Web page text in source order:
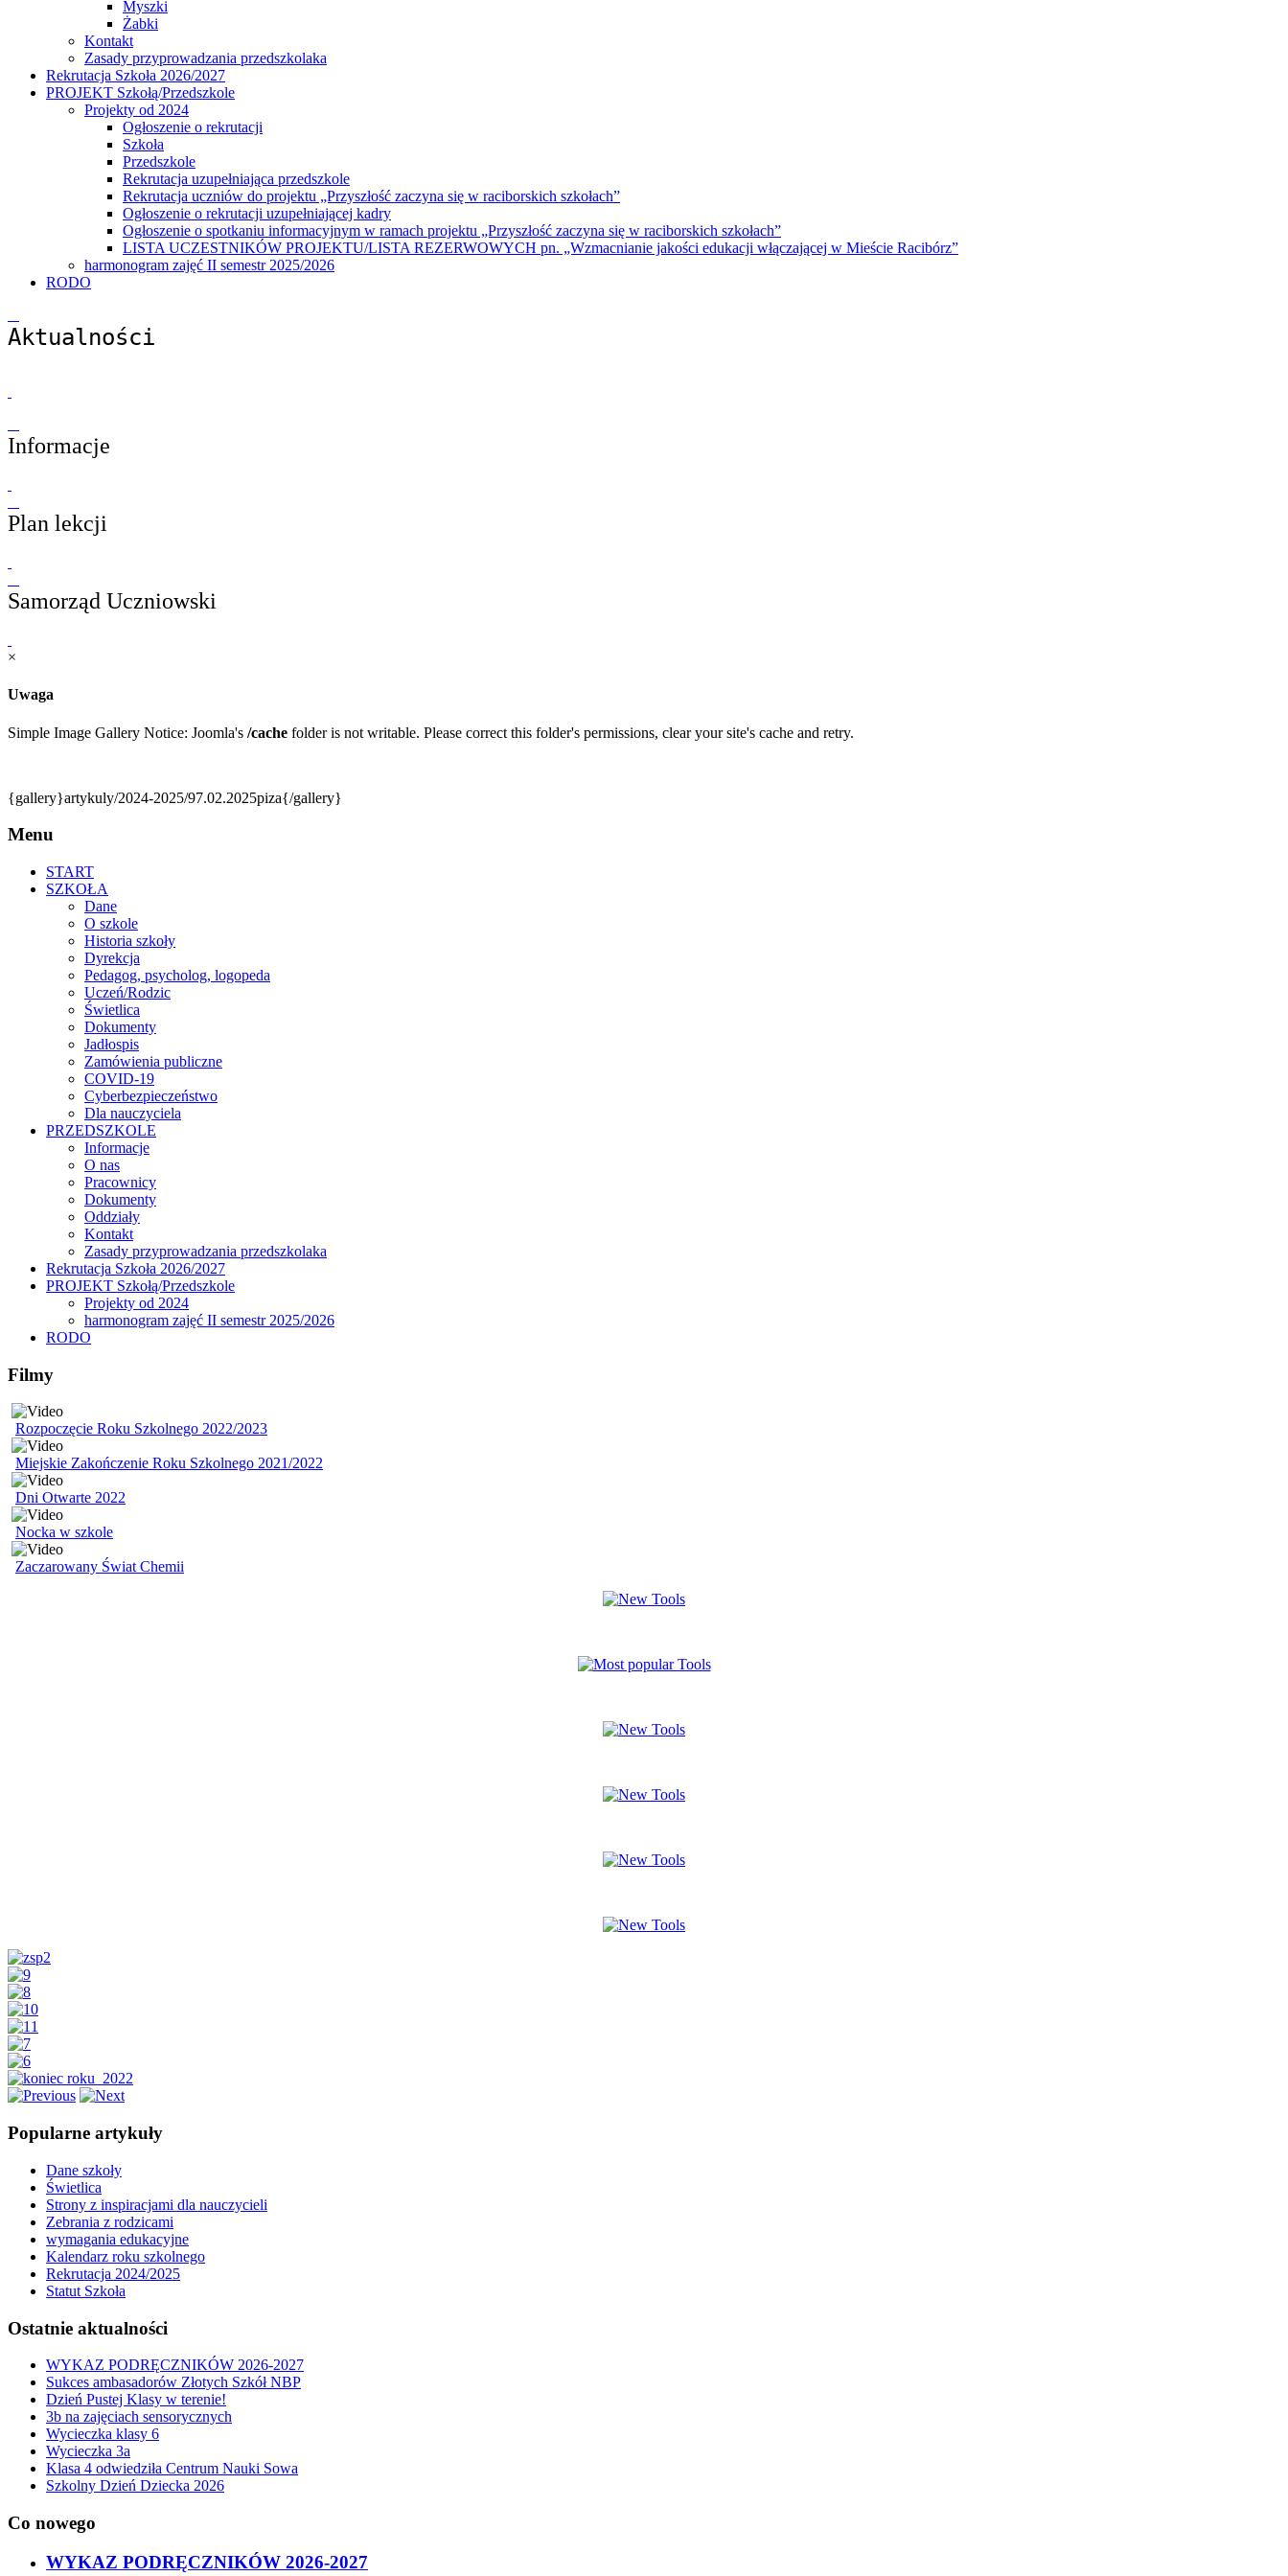
Myszki
Żabki
Kontakt
Zasady przyprowadzania przedszkolaka
Rekrutacja Szkoła 2026/2027
PROJEKT Szkołą/Przedszkole
Projekty od 2024
Ogłoszenie o rekrutacji
Szkoła
Przedszkole
Rekrutacja uzupełniająca przedszkole
Rekrutacja uczniów do projektu „Przyszłość zaczyna się w raciborskich szkołach”
Ogłoszenie o rekrutacji uzupełniającej kadry
Ogłoszenie o spotkaniu informacyjnym w ramach projektu „Przyszłość zaczyna się w raciborskich szkołach”
LISTA UCZESTNIKÓW PROJEKTU/LISTA REZERWOWYCH pn. „Wzmacnianie jakości edukacji włączającej w Mieście Racibórz”
harmonogram zajęć II semestr 2025/2026
RODO
Aktualności
Informacje
Plan lekcji
Samorząd Uczniowski
×
Uwaga
Simple Image Gallery Notice: Joomla's /cache folder is not writable. Please correct this folder's permissions, clear your site's cache and retry.
{gallery}artykuly/2024-2025/97.02.2025piza{/gallery}
Menu
START
SZKOŁA
Dane
O szkole
Historia szkoły
Dyrekcja
Pedagog, psycholog, logopeda
Uczeń/Rodzic
Świetlica
Dokumenty
Jadłospis
Zamówienia publiczne
COVID-19
Cyberbezpieczeństwo
Dla nauczyciela
PRZEDSZKOLE
Informacje
O nas
Pracownicy
Dokumenty
Oddziały
Kontakt
Zasady przyprowadzania przedszkolaka
Rekrutacja Szkoła 2026/2027
PROJEKT Szkołą/Przedszkole
Projekty od 2024
harmonogram zajęć II semestr 2025/2026
RODO
Filmy
Rozpoczęcie Roku Szkolnego 2022/2023
Miejskie Zakończenie Roku Szkolnego 2021/2022
Dni Otwarte 2022
Nocka w szkole
Zaczarowany Świat Chemii
Popularne artykuły
Dane szkoły
Świetlica
Strony z inspiracjami dla nauczycieli
Zebrania z rodzicami
wymagania edukacyjne
Kalendarz roku szkolnego
Rekrutacja 2024/2025
Statut Szkoła
Ostatnie aktualności
WYKAZ PODRĘCZNIKÓW 2026-2027
Sukces ambasadorów Złotych Szkół NBP
Dzień Pustej Klasy w terenie!
3b na zajęciach sensorycznych
Wycieczka klasy 6
Wycieczka 3a
Klasa 4 odwiedziła Centrum Nauki Sowa
Szkolny Dzień Dziecka 2026
Co nowego
WYKAZ PODRĘCZNIKÓW 2026-2027